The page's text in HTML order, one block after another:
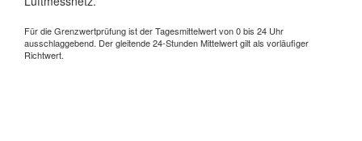
Für die Grenzwertprüfung ist der Tagesmittelwert von 0 bis 24 Uhr
ausschlaggebend. Der gleitende 24-Stunden Mittelwert gilt als vorläufiger
Richtwert.